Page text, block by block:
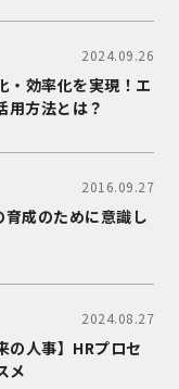
2024.09.26
・効率化を実現！エ
用方法とは？
2016.09.27
育成のために意識し
2024.08.27
の人事】HRプロセ
メ